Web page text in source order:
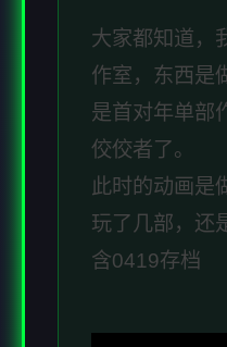
大家都知道，
作室，东西是
是首对年单部
佼佼者了。
此时的动画是
玩了几部，还
含0419存档